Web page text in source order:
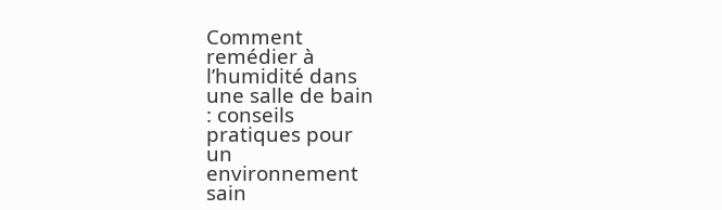
Comment
remédier à
l’humidité dans
une salle de bain
: conseils
pratiques pour
un
environnement
sain